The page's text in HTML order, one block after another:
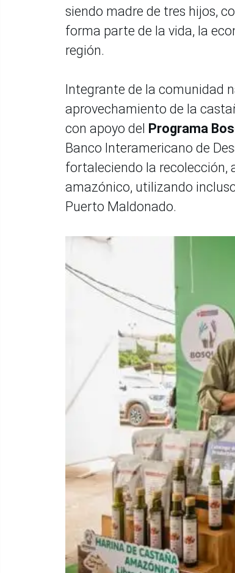
siendo madre de tres hijos,
forma parte de la vida, la
región.
Integrante de la comunidad
aprovechamiento de la
con apoyo del Programa
Banco Interamericano de
fortaleciendo la recolección,
amazónico, utilizando
Puerto Maldonado.